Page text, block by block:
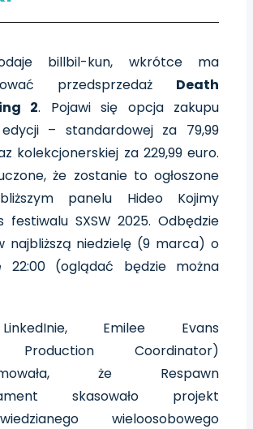
billbil-kun, wkrótce ma
przedsprzedaż Death
2. Pojawi się opcja zakupu
– standardowej za 79,99
kolekcjonerskiej za 229,99 euro.
że zostanie to ogłoszone
panelu Hideo Kojimy
festiwalu SXSW 2025. Odbędzie
najbliższą niedzielę (9 marca) o
22:00 (oglądać będzie można
Emilee Evans
Production Coordinator)
że Respawn
skasowało projekt
wieloosobowego